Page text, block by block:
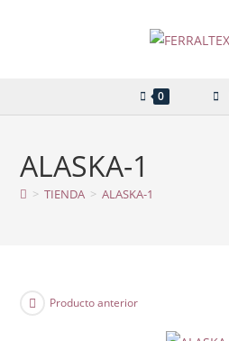
0
ALASKA-1
> TIENDA > ALASKA-1
Producto anterior